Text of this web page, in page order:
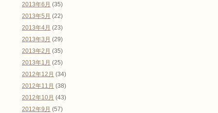
2013年6月 (35)
2013年5月 (22)
2013年4月 (23)
2013年3月 (29)
2013年2月 (35)
2013年1月 (25)
2012年12月 (34)
2012年11月 (38)
2012年10月 (43)
2012年9月 (57)